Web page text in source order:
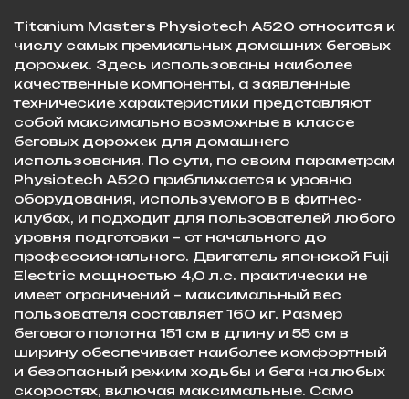
Titanium Masters Physiotech A520 относится к
числу самых премиальных домашних беговых
дорожек. Здесь использованы наиболее
качественные компоненты, а заявленные
технические характеристики представляют
собой максимально возможные в классе
беговых дорожек для домашнего
использования. По сути, по своим параметрам
Physiotech A520 приближается к уровню
оборудования, используемого в в фитнес-
клубах, и подходит для пользователей любого
уровня подготовки – от начального до
профессионального. Двигатель японской Fuji
Electric мощностью 4,0 л.с. практически не
имеет ограничений – максимальный вес
пользователя составляет 160 кг. Размер
бегового полотна 151 см в длину и 55 см в
ширину обеспечивает наиболее комфортный
и безопасный режим ходьбы и бега на любых
скоростях, включая максимальные. Само